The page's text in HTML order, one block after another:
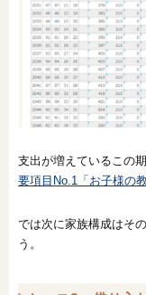
支出が増えているこの期
要項目No.1「お子様の教
では次に家族構成はそ
う。